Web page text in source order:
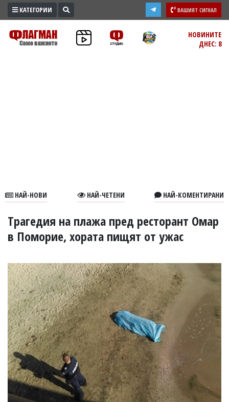
ПРОМО
ЗОНА
В
УКРАЙНА
РАЗСЛЕДВАНЕ
БИЗНЕС
ЮГ
Управители:
Веселин
Василев,
email:
v.vasilev@flagman.bg
Катя
Касабова,
еmail:k.kassabova@flagman.bg
КАТЕГОРИИ ВАШИЯТ СИГНАЛ
НОВИНИТЕ
ДНЕС: 8
НАЙ-НОВИ НАЙ-ЧЕТЕНИ НАЙ-КОМЕНТИРАНИ
Трагедия на плажа пред ресторант Омар
в Поморие, хората пищят от ужас